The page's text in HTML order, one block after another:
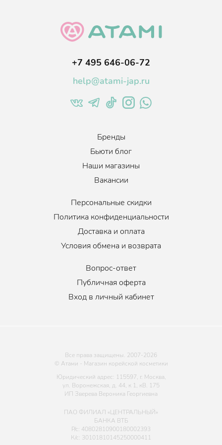
+7 495 646-06-72
help@atami-jap.ru
Бренды
Бьюти блог
Наши магазины
Вакансии
Персональные скидки
Политика конфиденциальности
Доставка и оплата
Условия обмена и возврата
Вопрос-ответ
Публичная оферта
Вход в личный кабинет
Все права защищены. 2007-2026
© Атами - Магазин корейской косметики
Юридический адрес: 115597, г. Москва,
ул. Воронежская, д. 44, к 1, кВ. 175
ИП Зверева Вероника Георгиевна
ПАО ФИЛИАЛ «ЦЕНТРАЛЬНЫЙ»
БАНКА ВТБ
Р/с: 40802810900180002393
К/с: 30101810145250000411